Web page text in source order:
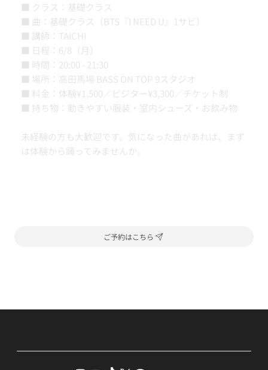
■ クラス：基礎クラス
■ 曲：基礎クラス（BTS『I NEED U』1サビ）
■ 講師：TAICHI
■ 日程：6/8（月）
■ 時間：20:00 - 21:30
■ 場所：高田馬場 BASS ON TOP 9スタジオ
■ 料金：体験¥1,500／ビジター¥3,300／チケット制
■ 持ち物：動きやすい服装・室内シューズ・お飲み物
未経験の方も大歓迎です。気になった曲があれば、まず
は体験から踊ってみませんか。
ご予約はこちら